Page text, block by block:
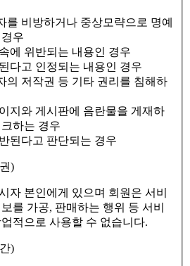
를 비방하거나 중상모략으로 명예
우
에 위반되는 내용인 경우
다고 인정되는 내용인 경우
의 저작권 등 기타 권리를 침해하
지와 게시판에 음란물을 게재하
하는 경우
된다고 판단되는 경우
)
자 본인에게 있으며 회원은 서비
를 가공, 판매하는 행위 등 서비
적으로 사용할 수 없습니다.
)